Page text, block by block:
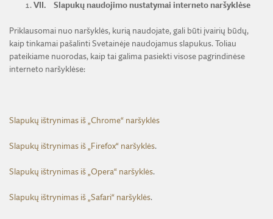
VII. Slapukų naudojimo nustatymai interneto naršyklėse
Priklausomai nuo naršyklės, kurią naudojate, gali būti įvairių būdų,
kaip tinkamai pašalinti Svetainėje naudojamus slapukus. Toliau
pateikiame nuorodas, kaip tai galima pasiekti visose pagrindinėse
interneto naršyklėse:
Slapukų ištrynimas iš „Chrome“ naršyklės
Slapukų ištrynimas iš „Firefox“ naršyklės.
Slapukų ištrynimas iš „Opera“ naršyklės.
Slapukų ištrynimas iš „Safari“ naršyklės.